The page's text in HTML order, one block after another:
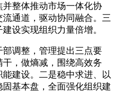
整体推动市场一体化协
通道，驱动协同融合。三
设实现组织力量倍增。
调整，管理提出三点要
，做熵减，围绕高效务
建设。二是稳中求进、以
基本盘，全面强化组织建